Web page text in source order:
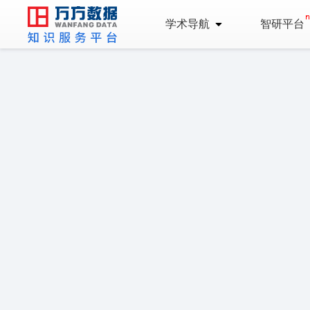
学术导航 智研平台